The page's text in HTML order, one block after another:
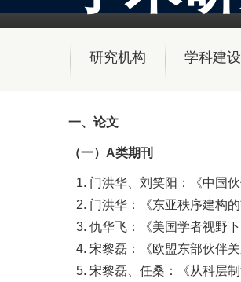
研究机构 学科建设
一、论文
（一）A类期刊
门洪华、刘笑阳：《中国
门洪华：《东亚秩序建构
仇华飞：《美国学者视野
宋黎磊：《欧盟东部伙伴
宋黎磊、任桑：《从科层